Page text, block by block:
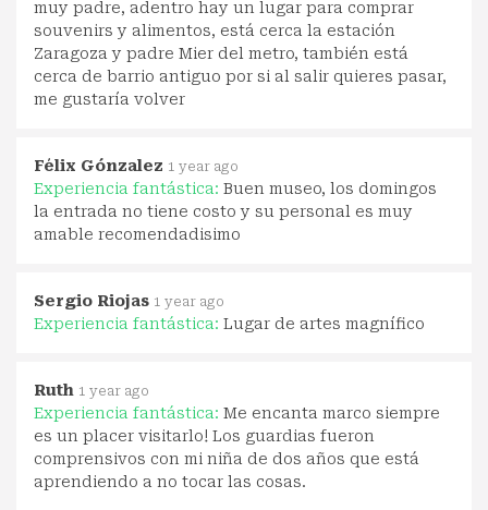
muy padre, adentro hay un lugar para comprar
souvenirs y alimentos, está cerca la estación
Zaragoza y padre Mier del metro, también está
cerca de barrio antiguo por si al salir quieres pasar,
me gustaría volver
Félix Gónzalez 1 year ago
Experiencia fantástica: Buen museo, los domingos
la entrada no tiene costo y su personal es muy
amable recomendadisimo
Sergio Riojas 1 year ago
Experiencia fantástica: Lugar de artes magnífico
Ruth 1 year ago
Experiencia fantástica: Me encanta marco siempre
es un placer visitarlo! Los guardias fueron
comprensivos con mi niña de dos años que está
aprendiendo a no tocar las cosas.